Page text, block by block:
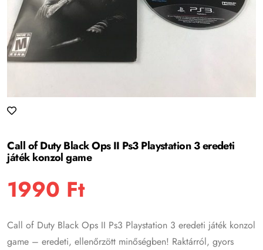
Call of Duty Black Ops II Ps3 Playstation 3 eredeti
játék konzol game
1990 Ft
Call of Duty Black Ops II Ps3 Playstation 3 eredeti játék konzol
game – eredeti, ellenőrzött minőségben! Raktárról, gyors